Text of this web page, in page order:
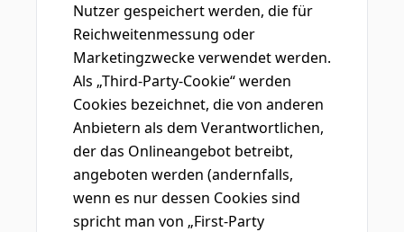
Nutzer gespeichert werden, die für
Reichweitenmessung oder
Marketingzwecke verwendet werden.
Als „Third-Party-Cookie“ werden
Cookies bezeichnet, die von anderen
Anbietern als dem Verantwortlichen,
der das Onlineangebot betreibt,
angeboten werden (andernfalls,
wenn es nur dessen Cookies sind
spricht man von „First-Party